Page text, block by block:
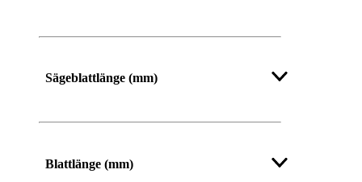
Sägeblattlänge (mm)
Blattlänge (mm)